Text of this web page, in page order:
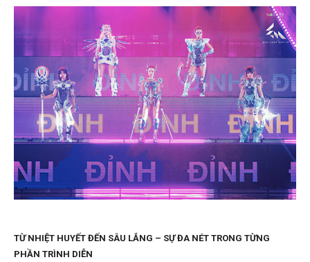
TỪ NHIỆT HUYẾT ĐẾN SÂU LẮNG – SỰ ĐA NÉT TRONG TỪNG
PHẦN TRÌNH DIỄN